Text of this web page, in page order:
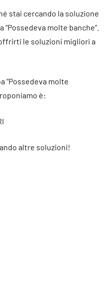
stai cercando la soluzione
molte banche”.
le soluzioni migliori a
“Possedeva molte
è:
altre soluzioni!